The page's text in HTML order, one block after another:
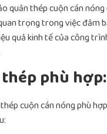
quản thép cuộn cán nóng
trọng trong việc đảm
quả kinh tế của công
phù hợp:
cuộn cán nóng phù